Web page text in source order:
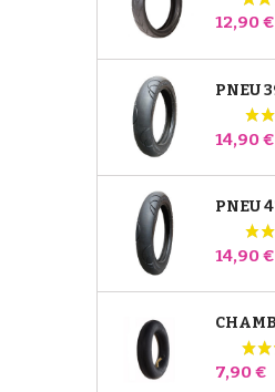
Prix
12,90 €
Prix
14,90 €
Prix
14,90 €
Prix
7,90 €